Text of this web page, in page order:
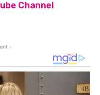
Channel
-